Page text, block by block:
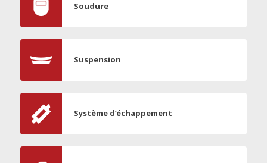
Soudure
Suspension
Système d’échappement